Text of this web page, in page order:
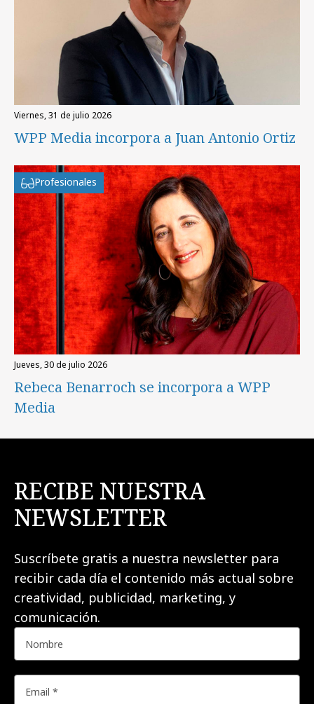
viernes, 31 de julio 2026
WPP Media incorpora a Juan Antonio Ortiz
Profesionales
jueves, 30 de julio 2026
Rebeca Benarroch se incorpora a WPP
Media
RECIBE NUESTRA
NEWSLETTER
Suscríbete gratis a nuestra newsletter para
recibir cada día el contenido más actual sobre
creatividad, publicidad, marketing, y
comunicación.